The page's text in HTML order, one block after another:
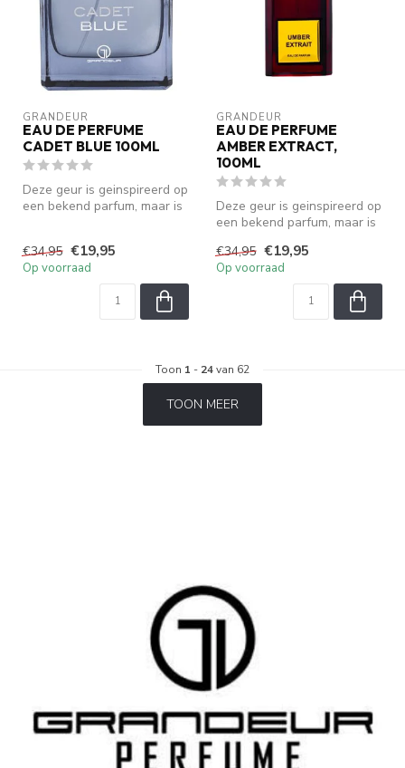
GRANDEUR
EAU DE PERFUME
CADET BLUE 100ML
Deze geur is geinspireerd op
een bekend parfum, maar is
€34,95 €19,95
Op voorraad
GRANDEUR
EAU DE PERFUME
AMBER EXTRACT,
100ML
Deze geur is geinspireerd op
een bekend parfum, maar is
€34,95 €19,95
Op voorraad
Toon 1 - 24van 62
TOON MEER